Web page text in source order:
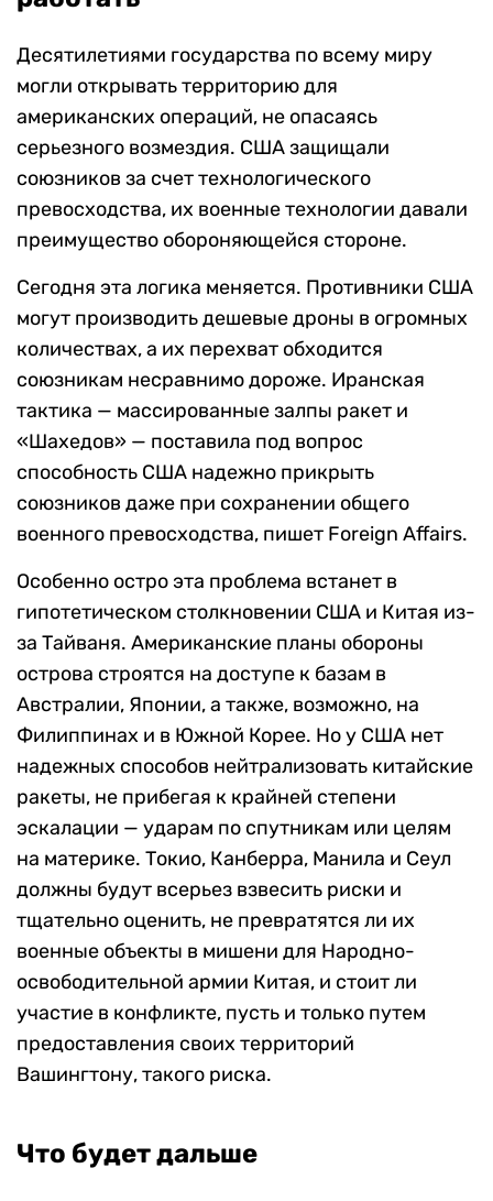
Десятилетиями государства по всему миру
могли открывать территорию для
американских операций, не опасаясь
серьезного возмездия. США защищали
союзников за счет технологического
превосходства, их военные технологии давали
преимущество обороняющейся стороне.
Сегодня эта логика меняется. Противники США
могут производить дешевые дроны в огромных
количествах, а их перехват обходится
союзникам несравнимо дороже. Иранская
тактика — массированные залпы ракет и
«Шахедов» — поставила под вопрос
способность США надежно прикрыть
союзников даже при сохранении общего
военного превосходства, пишет Foreign Affairs.
Особенно остро эта проблема встанет в
гипотетическом столкновении США и Китая из-
за Тайваня. Американские планы обороны
острова строятся на доступе к базам в
Австралии, Японии, а также, возможно, на
Филиппинах и в Южной Корее. Но у США нет
надежных способов нейтрализовать китайские
ракеты, не прибегая к крайней степени
эскалации — ударам по спутникам или целям
на материке. Токио, Канберра, Манила и Сеул
должны будут всерьез взвесить риски и
тщательно оценить, не превратятся ли их
военные объекты в мишени для Народно-
освободительной армии Китая, и стоит ли
участие в конфликте, пусть и только путем
предоставления своих территорий
Вашингтону, такого риска.
Что будет дальше